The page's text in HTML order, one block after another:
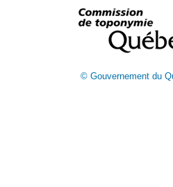
© Gouvernement du